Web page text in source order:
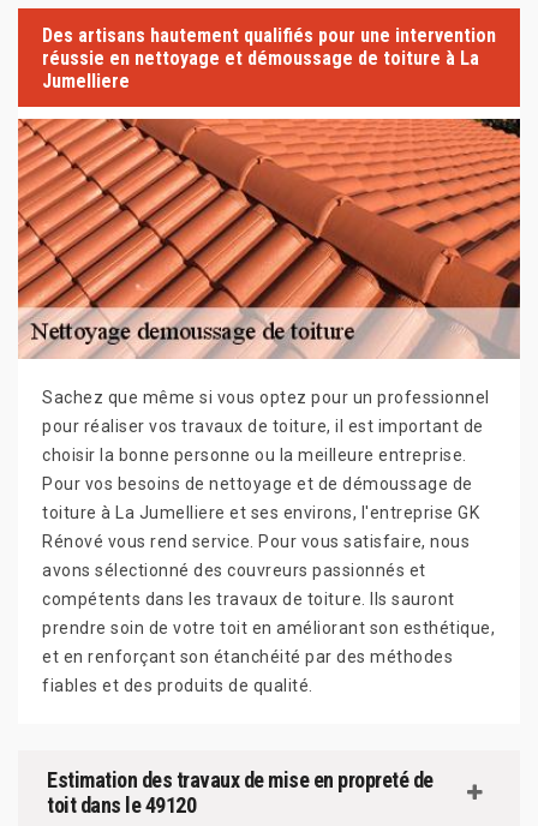
Des artisans hautement qualifiés pour une intervention
réussie en nettoyage et démoussage de toiture à La
Jumelliere
Sachez que même si vous optez pour un professionnel
pour réaliser vos travaux de toiture, il est important de
choisir la bonne personne ou la meilleure entreprise.
Pour vos besoins de nettoyage et de démoussage de
toiture à La Jumelliere et ses environs, l'entreprise GK
Rénové vous rend service. Pour vous satisfaire, nous
avons sélectionné des couvreurs passionnés et
compétents dans les travaux de toiture. Ils sauront
prendre soin de votre toit en améliorant son esthétique,
et en renforçant son étanchéité par des méthodes
fiables et des produits de qualité.
Estimation des travaux de mise en propreté de
toit dans le 49120